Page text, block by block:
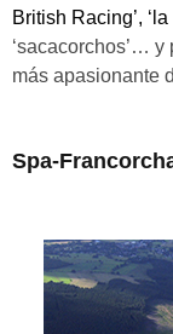
British Racing’,
‘sacacorchos’…
más apasionante
Spa-